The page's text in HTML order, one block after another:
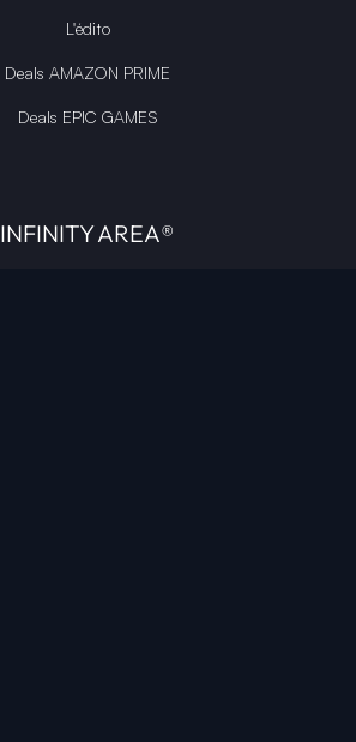
L'édito
Deals AMAZON PRIME
Deals EPIC GAMES
INFINITY AREA®